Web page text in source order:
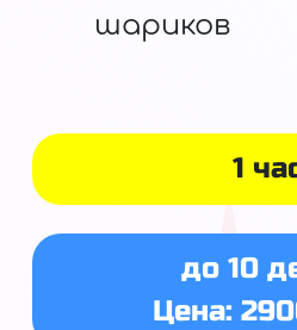
1
до 10
Цена:
шариков